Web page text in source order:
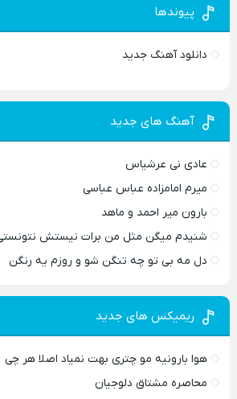
پیوندها
دانلود آهنگ جدید
آهنگ های جدید
عادی نی عرشیاس
میرم امامزاده عباس عباسی
بارون میر احمد و ماهد
شنیدم میگن مثل من برات نیستش
دل مه بی تو چه تنگن شو و روزم یه رنگن
ریمیکس های جدید
هوا بارونیه مو چتری بهت نمیاد اصلا هر چی
محاصره مشتاق دلوجیان